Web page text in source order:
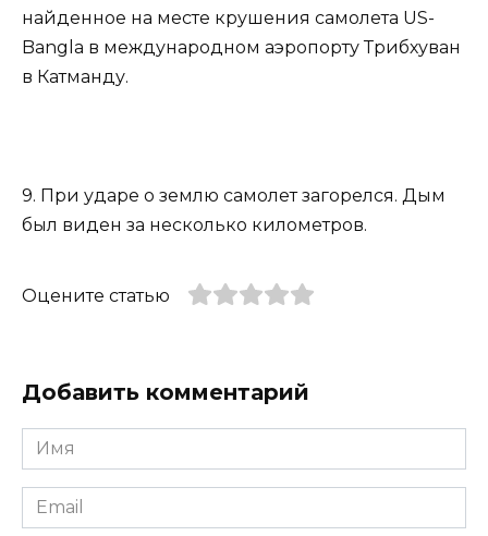
найденное на месте крушения самолета US-
Bangla в международном аэропорту Трибхуван
в Катманду.
9. При ударе о землю самолет загорелся. Дым
был виден за несколько километров.
Оцените статью
Добавить комментарий
Имя
*
Email
*